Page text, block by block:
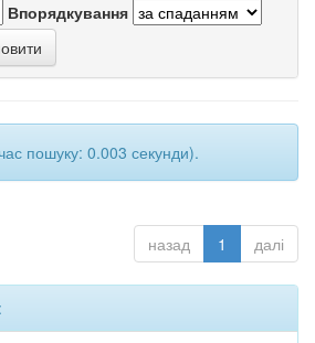
Впорядкування
пошуку: 0.003 секунди).
назад 1 далі